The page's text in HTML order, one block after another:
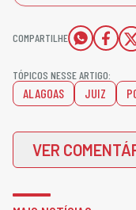
COMPARTILHE
TÓPICOS NESSE ARTIGO:
ALAGOAS JUIZ
VER